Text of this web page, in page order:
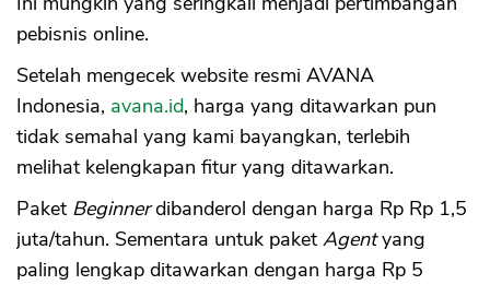
pebisnis online.
Setelah mengecek website resmi AVANA
Indonesia, avana.id, harga yang ditawarkan pun
tidak semahal yang kami bayangkan, terlebih
melihat kelengkapan fitur yang ditawarkan.
Paket Beginnerdibanderol dengan harga Rp Rp 1,5
juta/tahun. Sementara untuk paket Agentyang
paling lengkap ditawarkan dengan harga Rp 5